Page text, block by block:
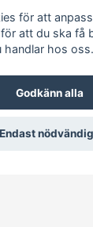
för att
att du ska få
handlar hos oss.
Godkänn alla
Endast